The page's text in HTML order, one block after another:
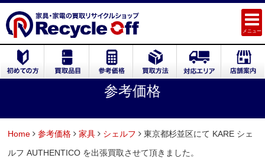
メニュー
参考価格
Home 参考価格 家具 シェルフ
東京都杉並区にて KARE シェ
ルフ AUTHENTICO を出張買取させて頂きました。